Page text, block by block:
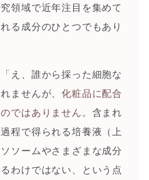
領域で近年注目を集めて
る成分のひとつでもあり
え、誰から採った細胞な
ませんが、化粧品に配合
ではありません。 含まれ
程で得られる培養液（上
ソームやさまざまな成分
わけではない、という点